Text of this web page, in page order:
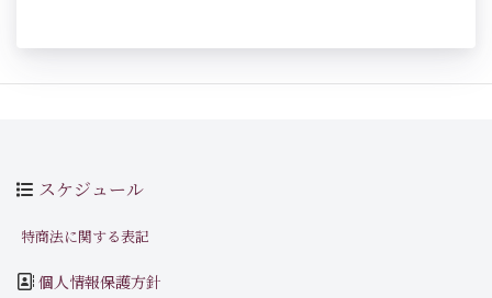
スケジュール
特商法に関する表記
個人情報保護方針